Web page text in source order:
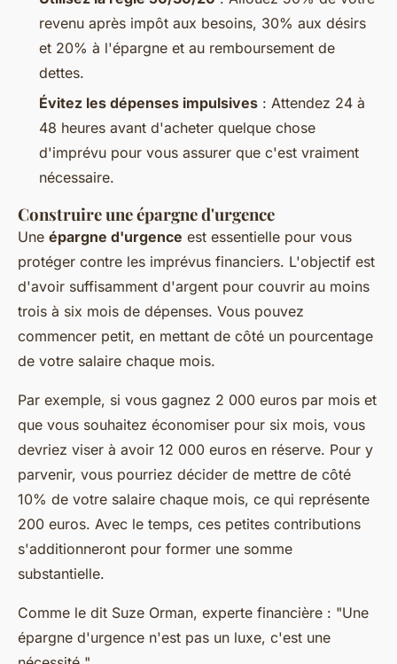
revenu après impôt aux besoins, 30% aux désirs
et 20% à l'épargne et au remboursement de
dettes.
Évitez les dépenses impulsives : Attendez 24 à
48 heures avant d'acheter quelque chose
d'imprévu pour vous assurer que c'est vraiment
nécessaire.
Construire une épargne d'urgence
Une épargne d'urgence est essentielle pour vous
protéger contre les imprévus financiers. L'objectif est
d'avoir suffisamment d'argent pour couvrir au moins
trois à six mois de dépenses. Vous pouvez
commencer petit, en mettant de côté un pourcentage
de votre salaire chaque mois.
Par exemple, si vous gagnez 2 000 euros par mois et
que vous souhaitez économiser pour six mois, vous
devriez viser à avoir 12 000 euros en réserve. Pour y
parvenir, vous pourriez décider de mettre de côté
10% de votre salaire chaque mois, ce qui représente
200 euros. Avec le temps, ces petites contributions
s'additionneront pour former une somme
substantielle.
Comme le dit Suze Orman, experte financière : "Une
épargne d'urgence n'est pas un luxe, c'est une